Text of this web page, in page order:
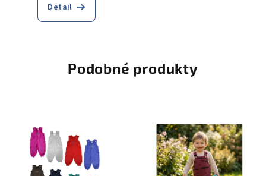
Detail
Podobné produkty